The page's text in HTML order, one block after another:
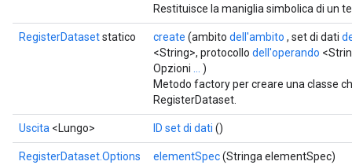
Restituisce la maniglia simbolica di un
RegisterDatasetstatico create (ambito dell'ambito , set di dati
<String>, protocollo dell'operando
Opzioni
)
Metodo factory per creare una classe
RegisterDataset.
Uscita <Lungo> ID set di dati ()
RegisterDataset.Options
elementSpec(Stringa elementSpec)